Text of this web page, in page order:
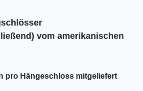
vom amerikanischen
pro Hängeschloss mitgeliefert